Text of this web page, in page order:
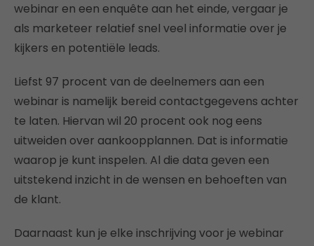
webinar en een enquête aan het einde, vergaar je
als marketeer relatief snel veel informatie over je
kijkers en potentiële leads.
Liefst 97 procent van de deelnemers aan een
webinar is namelijk bereid contactgegevens achter
te laten. Hiervan wil 20 procent ook nog eens
uitweiden over aankoopplannen. Dat is informatie
waarop je kunt inspelen. Al die data geven een
uitstekend inzicht in de wensen en behoeften van
de klant.
Daarnaast kun je elke inschrijving voor je webinar